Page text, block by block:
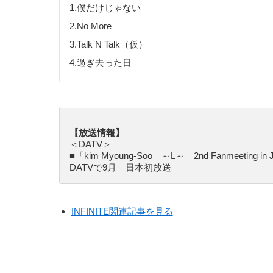
1.僕だけじゃない
2.No More
3.Talk N Talk（仮）
4.過ぎ去った日
【放送情報】
＜DATV＞
■「kim Myoung-Soo ～L～ 2nd Fanmeeting in
DATVで9月 日本初放送
INFINITE関連記事を見る